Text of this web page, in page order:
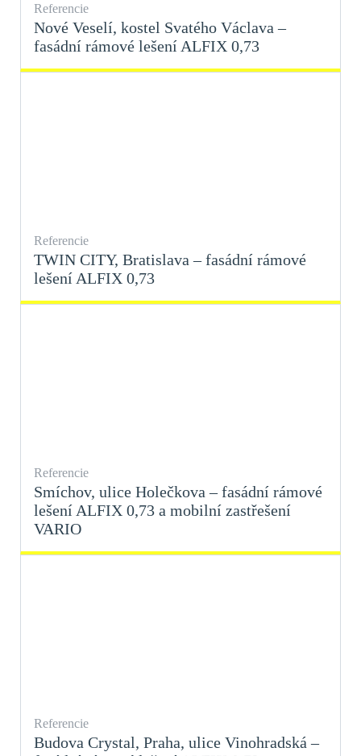
Referencie
Nové Veselí, kostel Svatého Václava –
fasádní rámové lešení ALFIX 0,73
Referencie
TWIN CITY, Bratislava – fasádní rámové
lešení ALFIX 0,73
Referencie
Smíchov, ulice Holečkova – fasádní rámové
lešení ALFIX 0,73 a mobilní zastřešení
VARIO
Referencie
Budova Crystal, Praha, ulice Vinohradská –